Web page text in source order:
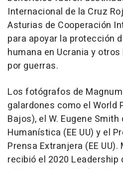
Internacional de la Cruz
Asturias de Cooperación
para apoyar la protección
humana en Ucrania y
por guerras.
Los fotógrafos de
galardones como el World
Bajos), el W. Eugene
Humanística (EE UU) y el
Prensa Extranjera (EE
recibió el 2020 Leadership